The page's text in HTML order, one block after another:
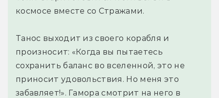
космосе вместе со Стражами.
Танос выходит из своего корабля и
произносит: «Когда вы пытаетесь
сохранить баланс во вселенной, это не
приносит удовольствия. Но меня это
забавляет!». Гамора смотрит на него в